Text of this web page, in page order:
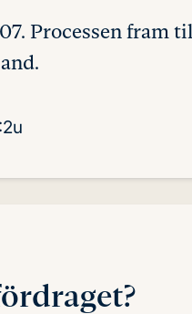
Processen fram